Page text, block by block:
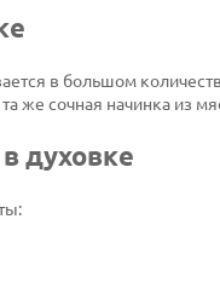
в большом
же сочная начинка из
духовке